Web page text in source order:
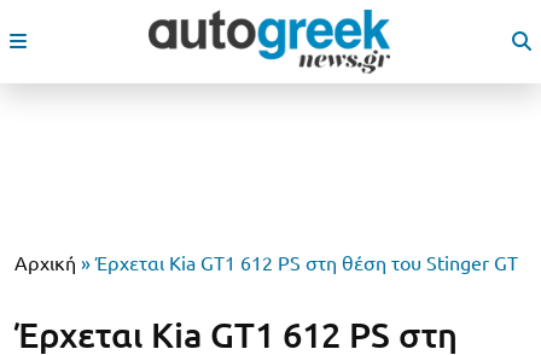
Αρχική »Έρχεται Kia GT1 612 PS στη θέση του Stinger GT
Έρχεται Kia GT1 612 PS στη